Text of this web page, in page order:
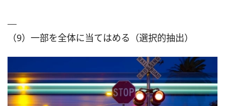
（9）一部を全体に当てはめる（選択的抽出）